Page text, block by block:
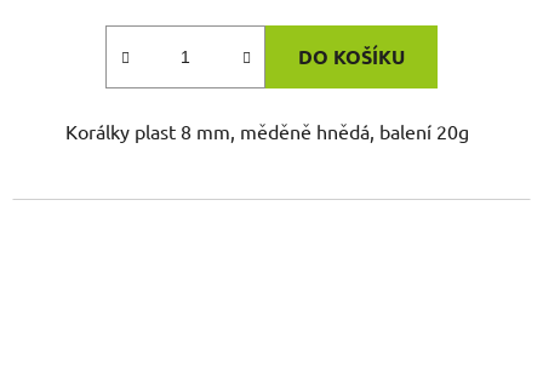
DO KOŠÍKU
Korálky plast 8 mm, měděně hnědá, balení 20g